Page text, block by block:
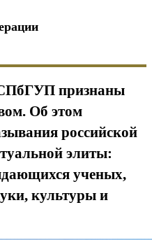
СПбГУП признаны
Об этом
российской
элиты:
ученых,
культуры и